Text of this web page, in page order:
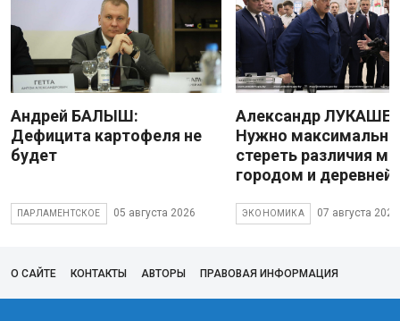
Андрей БАЛЫШ:
Дефицита картофеля не
будет
ПАРЛАМЕНТСКОЕ 05 августа 2026
Александр
Нужно максимально
стереть различия
городом и деревней
ЭКОНОМИКА 07 августа 2026
О САЙТЕ КОНТАКТЫ АВТОРЫ ПРАВОВАЯ ИНФОРМАЦИЯ